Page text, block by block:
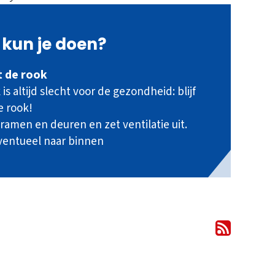
je doen?
de rook
is altijd slecht voor de gezondheid: blijf
rook!
en deuren en zet ventilatie uit.
naar binnen